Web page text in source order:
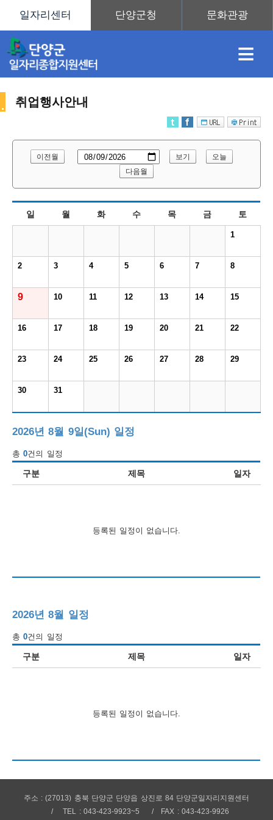
≡
정
보
정
보
훈
련
정
보
도
우
미
안
내
취업행사안내
이전월 보기
오늘
다음월
일 월 화 수 목 금 토
1
2 3 4 5 6 7 8
9 10 11 12 13 14 15
16 17 18 19 20 21 22
23 24 25 26 27 28 29
30 31
2026년 8월 9일(Sun) 일정
총0건의 일정
구분 제목 일자
등록된 일정이 없습니다.
2026년 8월 일정
총0건의 일정
구분 제목 일자
등록된 일정이 없습니다.
취
업
도
우
미
주소 : (27013) 충북 단양군 단양읍 상진로 84 단양군일자리지원센터
TEL : 043-423-9923~5
FAX : 043-423-9926